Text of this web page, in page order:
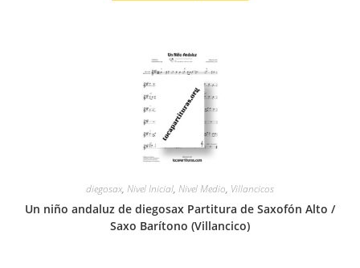
diegosax, Nivel Inicial, Nivel Medio, Villancicos
Un niño andaluz de diegosax Partitura de Saxofón Alto /
Saxo Barítono (Villancico)